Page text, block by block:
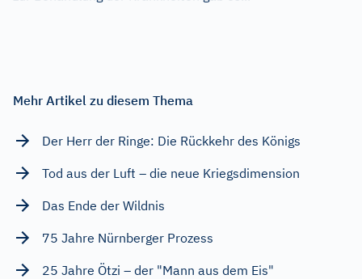
Mehr Artikel zu diesem Thema
Der Herr der Ringe: Die Rückkehr des Königs
Tod aus der Luft – die neue Kriegsdimension
Das Ende der Wildnis
75 Jahre Nürnberger Prozess
25 Jahre Ötzi – der "Mann aus dem Eis"